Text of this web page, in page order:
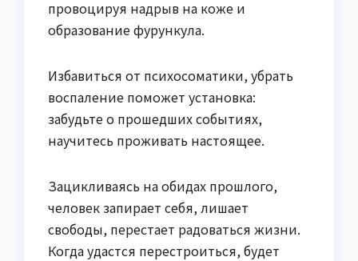
провоцируя надрыв на коже и
образование фурункула.
Избавиться от психосоматики, убрать
воспаление поможет установка:
забудьте о прошедших событиях,
научитесь проживать настоящее.
Зацикливаясь на обидах прошлого,
человек запирает себя, лишает
свободы, перестает радоваться жизни.
Когда удастся перестроиться, будет